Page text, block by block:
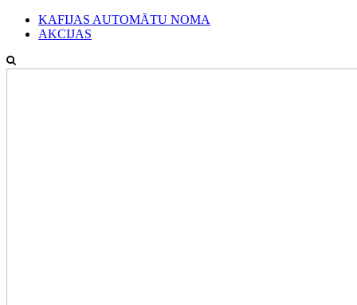
KAFIJAS AUTOMĀTU NOMA
AKCIJAS